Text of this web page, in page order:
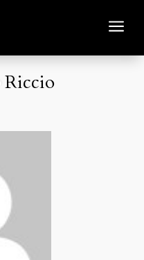
a
Riccio
Riccio